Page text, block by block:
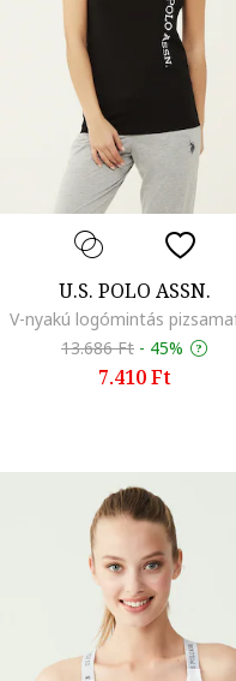
U.S. POLO ASSN.
13.686 Ft - 45%
7.410 Ft